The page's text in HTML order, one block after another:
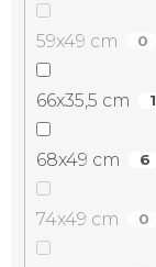
59x49 cm 0
66x35,5 cm 1
68x49 cm 6
74x49 cm 0